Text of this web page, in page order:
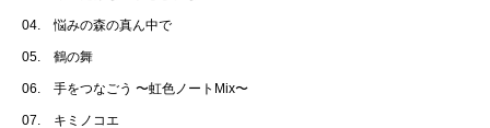
04. 悩みの森の真ん中で
05. 鶴の舞
06. 手をつなごう 〜虹色ノートMix〜
07. キミノコエ